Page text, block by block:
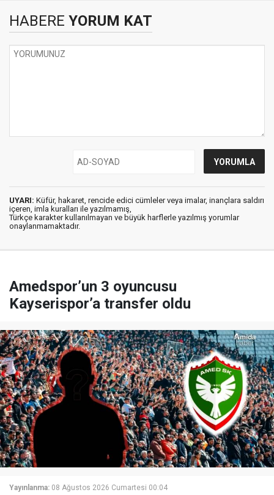
HABERE YORUM KAT
UYARI: Küfür, hakaret, rencide edici cümleler veya imalar, inançlara saldırı
içeren, imla kuralları ile yazılmamış,
Türkçe karakter kullanılmayan ve büyük harflerle yazılmış yorumlar
onaylanmamaktadır.
Amedspor’un 3 oyuncusu
Kayserispor’a transfer oldu
Yayınlanma: 08 Ağustos 2026 Cumartesi 00:04